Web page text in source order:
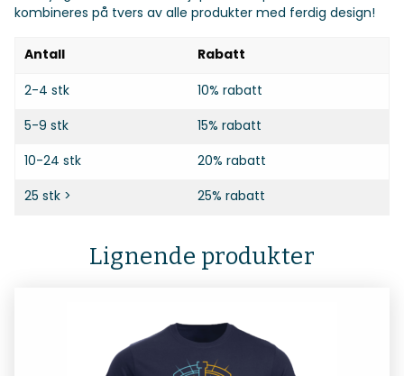
kombineres på tvers av alle produkter med ferdig design!
Antall
Rabatt
2-4 stk
10% rabatt
5-9 stk
15% rabatt
10-24 stk
20% rabatt
25 stk >
25% rabatt
Lignende produkter